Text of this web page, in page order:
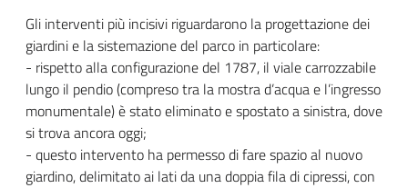
Gli interventi più incisivi riguardarono la progettazione dei
giardini e la sistemazione del parco in particolare:
- rispetto alla configurazione del 1787, il viale carrozzabile
lungo il pendio (compreso tra la mostra d’acqua e l’ingresso
monumentale) è stato eliminato e spostato a sinistra, dove
si trova ancora oggi;
- questo intervento ha permesso di fare spazio al nuovo
giardino, delimitato ai lati da una doppia fila di cipressi, con